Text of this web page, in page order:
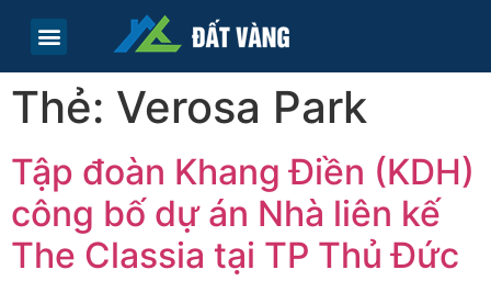
Thẻ: Verosa Park
Tập đoàn Khang Điền (KDH)
công bố dự án Nhà liên kế
The Classia tại TP Thủ Đức